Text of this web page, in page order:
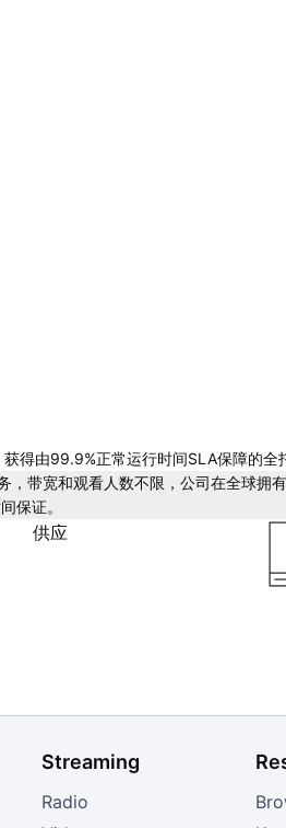
得由99.9%正常运行时间SLA保障的全
，带宽和观看人数不限，公司在全球拥
保证。
Streaming
Radio